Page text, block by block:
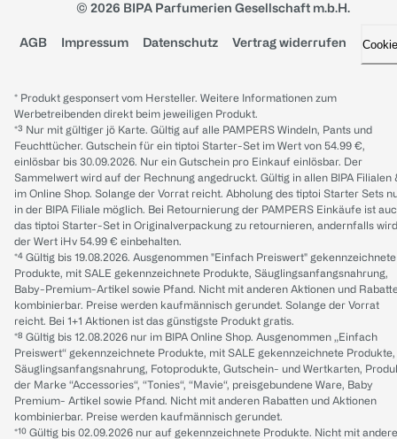
© 2026 BIPA Parfumerien Gesellschaft m.b.H.
AGB Impressum Datenschutz Vertrag widerrufen
* Produkt gesponsert vom Hersteller. Weitere Informationen zum
Werbetreibenden direkt beim jeweiligen Produkt.
*³ Nur mit gültiger jö Karte. Gültig auf alle PAMPERS Windeln, Pants und
Feuchttücher. Gutschein für ein tiptoi Starter-Set im Wert von 54.99 €,
einlösbar bis 30.09.2026. Nur ein Gutschein pro Einkauf einlösbar. Der
Sammelwert wird auf der Rechnung angedruckt. Gültig in allen BIPA Filialen
im Online Shop. Solange der Vorrat reicht. Abholung des tiptoi Starter Sets
in der BIPA Filiale möglich. Bei Retournierung der PAMPERS Einkäufe ist
das tiptoi Starter-Set in Originalverpackung zu retournieren, andernfalls wird
der Wert iHv 54.99 € einbehalten.
*⁴ Gültig bis 19.08.2026. Ausgenommen "Einfach Preiswert" gekennzeichnete
Produkte, mit SALE gekennzeichnete Produkte, Säuglingsanfangsnahrung,
Baby-Premium-Artikel sowie Pfand. Nicht mit anderen Aktionen und
kombinierbar. Preise werden kaufmännisch gerundet. Solange der Vorrat
reicht. Bei 1+1 Aktionen ist das günstigste Produkt gratis.
*⁸ Gültig bis 12.08.2026 nur im BIPA Online Shop. Ausgenommen „Einfach
Preiswert“ gekennzeichnete Produkte, mit SALE gekennzeichnete Produkte,
Säuglingsanfangsnahrung, Fotoprodukte, Gutschein- und Wertkarten,
der Marke “Accessories“, “Tonies“, “Mavie“, preisgebundene Ware, Baby
Premium- Artikel sowie Pfand. Nicht mit anderen Rabatten und Aktionen
kombinierbar. Preise werden kaufmännisch gerundet.
*¹⁰ Gültig bis 02.09.2026 nur auf gekennzeichnete Produkte. Nicht mit